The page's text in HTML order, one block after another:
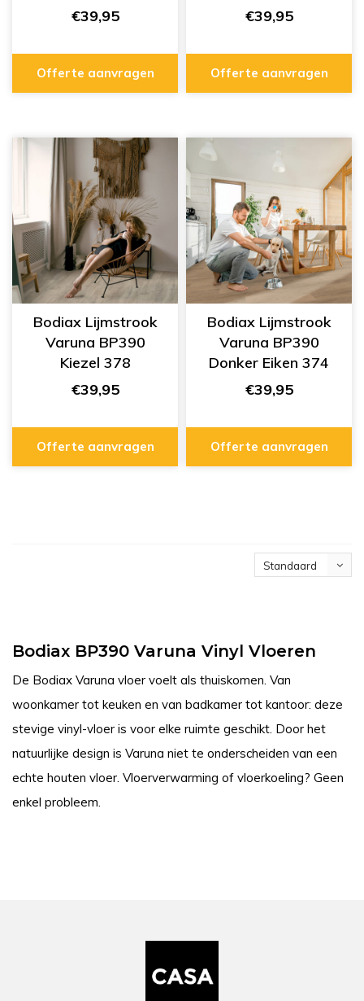
€39,95
Offerte aanvragen
€39,95
Offerte aanvragen
Bodiax Lijmstrook
Varuna BP390
Kiezel 378
€39,95
Offerte aanvragen
Bodiax Lijmstrook
Varuna BP390
Donker Eiken 374
€39,95
Offerte aanvragen
Standaard
Bodiax BP390 Varuna Vinyl Vloeren
De Bodiax Varuna vloer voelt als thuiskomen. Van
woonkamer tot keuken en van badkamer tot kantoor: deze
stevige vinyl-vloer is voor elke ruimte geschikt. Door het
natuurlijke design is Varuna niet te onderscheiden van een
echte houten vloer. Vloerverwarming of vloerkoeling? Geen
enkel probleem.